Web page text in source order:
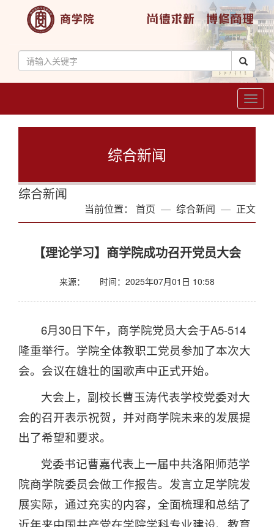
综合新闻
综合新闻
当前位置： 首页 综合新闻 正文
【理论学习】商学院成功召开党员大会
来源： 时间：2025年07月01日 10:58
6月30日下午，商学院党员大会于A5-514
隆重举行。学院全体教职工党员参加了本次大
会。会议在雄壮的国歌声中正式开始。
大会上，副校长曹玉涛代表学校党委对大
会的召开表示祝贺，并对商学院未来的发展提
出了希望和要求。
党委书记曹嘉代表上一届中共洛阳师范学
院商学院委员会做工作报告。发言立足学院发
展实际，通过充实的内容，全面梳理和总结了